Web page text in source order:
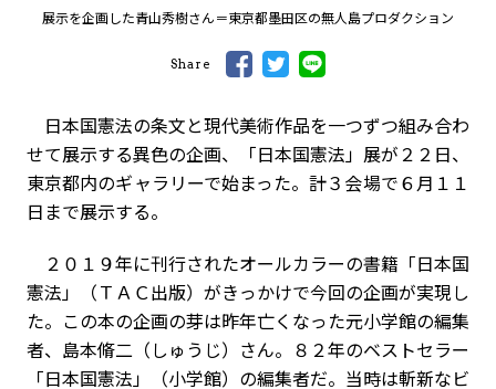
展示を企画した青山秀樹さん＝東京都墨田区の無人島プロダクション
Share
日本国憲法の条文と現代美術作品を一つずつ組み合わ
せて展示する異色の企画、「日本国憲法」展が２２日、
東京都内のギャラリーで始まった。計３会場で６月１１
日まで展示する。
２０１９年に刊行されたオールカラーの書籍「日本国
憲法」（ＴＡＣ出版）がきっかけで今回の企画が実現し
た。この本の企画の芽は昨年亡くなった元小学館の編集
者、島本脩二（しゅうじ）さん。８２年のベストセラー
「日本国憲法」（小学館）の編集者だ。当時は斬新なビ